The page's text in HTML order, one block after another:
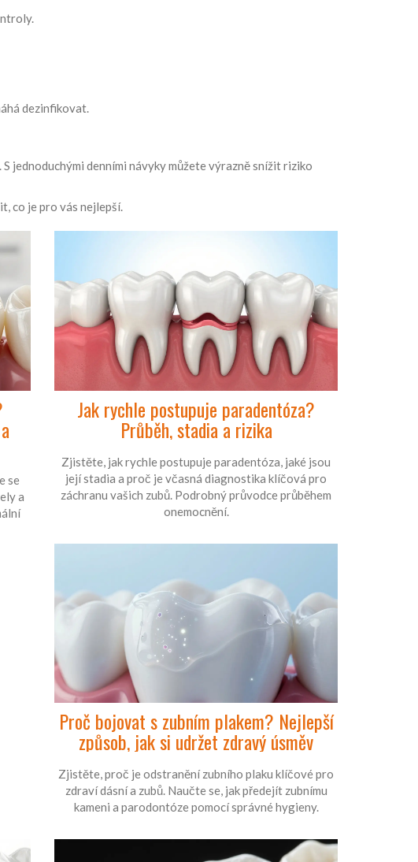
dezinfikovat.
jednoduchými denními návyky můžete výrazně snížit riziko
co je pro vás nejlepší.
se
a
Jak rychle postupuje paradentóza?
Průběh, stadia a rizika
Zjistěte, jak rychle postupuje paradentóza, jaké jsou
její stadia a proč je včasná diagnostika klíčová pro
záchranu vašich zubů. Podrobný průvodce průběhem
onemocnění.
Proč bojovat s zubním plakem? Nejlepší
způsob, jak si udržet zdravý úsměv
Zjistěte, proč je odstranění zubního plaku klíčové pro
zdraví dásní a zubů. Naučte se, jak předejít zubnímu
kameni a parodontóze pomocí správné hygieny.